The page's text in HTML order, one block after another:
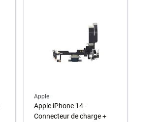
Apple
Apple iPhone 14 -
Connecteur de charge +